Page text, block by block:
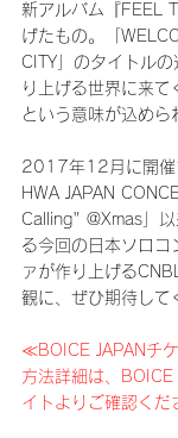
新アルバム『FEEL
げたもの。「
CITY」のタイトル
り上げる世界に来て
という意味が込めら
2017年12月に開催
HWA JAPAN
Calling" @Xmas」
る今回の日本ソロコ
ァが作り上げる
観に、ぜひ期待して
≪BOICE JAPANチ
方法詳細は、
イトよりご確認く